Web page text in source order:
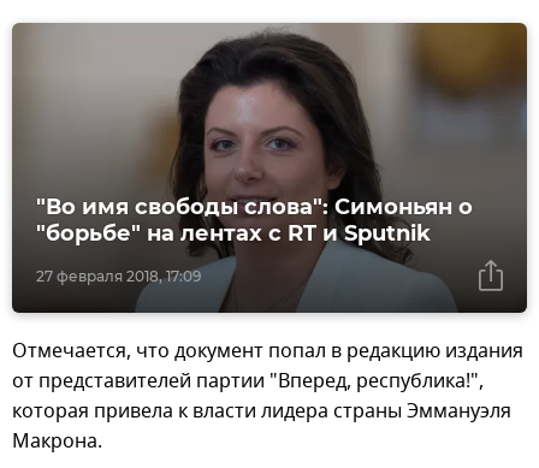
27 февраля 2018, 17:09
"Во имя свободы слова": Симоньян о
"борьбе" на лентах с RT и Sputnik
Отмечается, что документ попал в редакцию издания
от представителей партии "Вперед, республика!",
которая привела к власти лидера страны Эммануэля
Макрона.